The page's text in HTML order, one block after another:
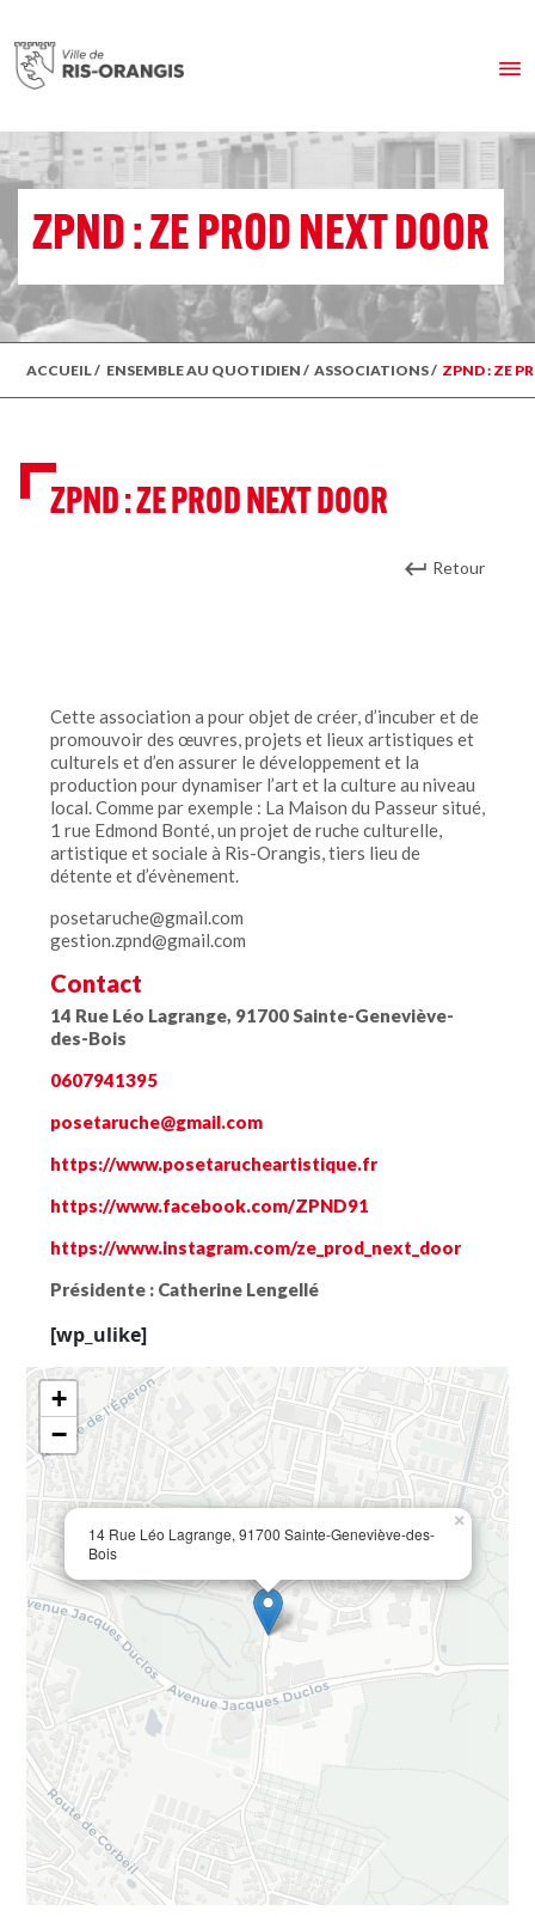
ZPND : ZE PROD NEXT DOOR
ACCUEIL/ ENSEMBLE AU QUOTIDIEN / ASSOCIATIONS/ ZPND : ZE
ZPND : ZE PROD NEXT DOOR
Retour
Cette association a pour objet de créer, d’incuber et de
promouvoir des œuvres, projets et lieux artistiques et
culturels et d’en assurer le développement et la
production pour dynamiser l’art et la culture au niveau
local. Comme par exemple : La Maison du Passeur situé,
1 rue Edmond Bonté, un projet de ruche culturelle,
artistique et sociale à Ris-Orangis, tiers lieu de
détente et d’évènement.
posetaruche@gmail.com
gestion.zpnd@gmail.com
Contact
14 Rue Léo Lagrange, 91700 Sainte-Geneviève-
des-Bois
0607941395
posetaruche@gmail.com
https://www.posetarucheartistique.fr
https://www.facebook.com/ZPND91
https://www.instagram.com/ze_prod_next_door
Présidente : Catherine Lengellé
[wp_ulike]
14 Rue Léo Lagrange, 91700 Sainte-Geneviève-des-
Bois
×
+
−